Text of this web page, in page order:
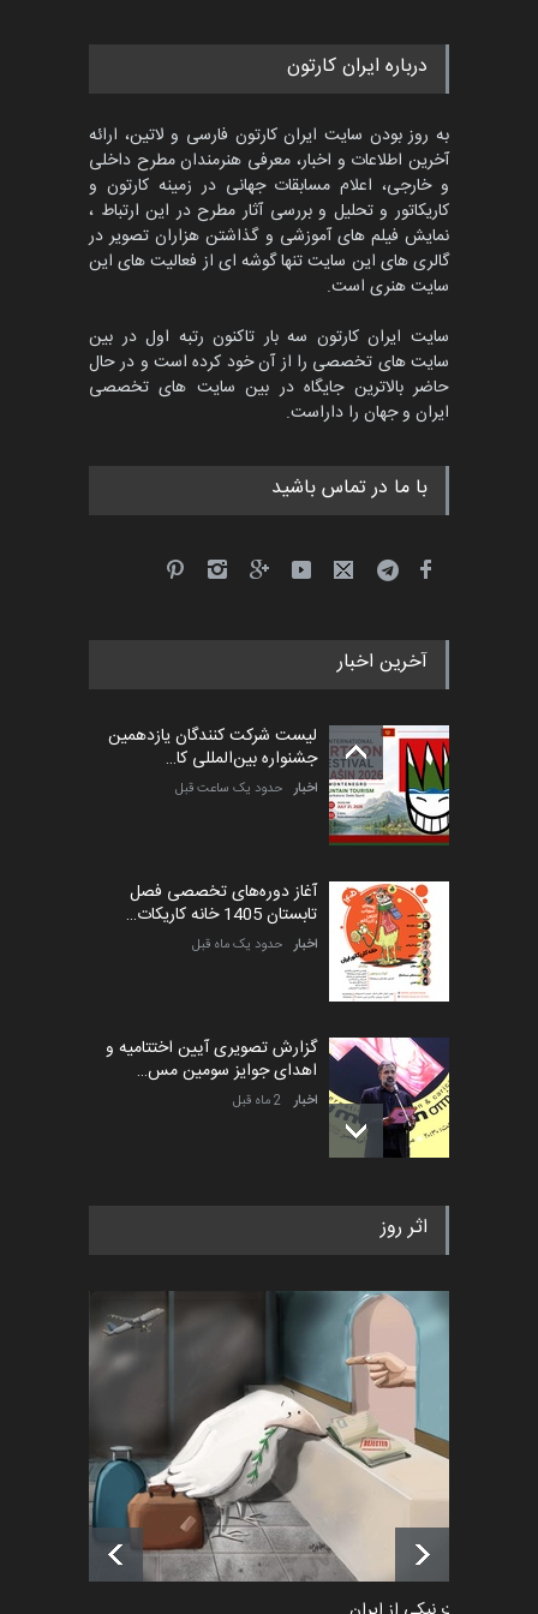
مسابقه بین‌المللی کارتون آیدین
دوغان، ترکیه،…
مسابقۀ بین‌المللی کارتون و
کاریکاتور «البغلی…
مهلت 3 ماه دیگر
پنجمین مسابقۀ بین‌المللی
کارتون CARTUNION ، …
مهلت
مهلت
پنجمین مسابقۀ بین‌المللی
مهلت 5 ماه دیگر
درباره ایران کارتون
به روز بودن سایت ایران کارتون فارسی و لاتین، ارائه
آخرین اطلاعات و اخبار، معرفی هنرمندان مطرح داخلی
و خارجی، اعلام مسابقات جهانی در زمینه کارتون و
کاریکاتور و تحلیل و بررسی آثار مطرح در این ارتباط ،
نمایش فیلم های آموزشی و گذاشتن هزاران تصویر در
گالری های این سایت تنها گوشه ای از فعالیت های این
سایت هنری است.
سایت ایران کارتون سه بار تاکنون رتبه اول در بین
سایت های تخصصی را از آن خود کرده است و در حال
حاضر بالاترین جایگاه در بین سایت های تخصصی
ایران و جهان را داراست.
با ما در تماس باشید
آخرین اخبار
لیست شرکت کنندگان یازدهمین
جشنواره بین‌المللی کا…
اخبار حدود یک ساعت قبل
آغاز دوره‌های تخصصی فصل
تابستان 1405 خانه کاریکات…
اخبار حدود یک ماه قبل
گزارش تصویری آیین اختتامیه و
اهدای جوایز سومین مس…
اخبار 2 ماه قبل
به یاد اردوغان باشول (۱۹۳۶–
اخبار 2 ماه قبل
رویداد کارگاهی کارتون و پوستر
«ایران سربلند» به ا…
اخبار 6 ماه قبل
فراخوان رویداد کارگاهی کارتون و
پوستر "ایران سربل…
اخبار 6 ماه قبل
اثر روز